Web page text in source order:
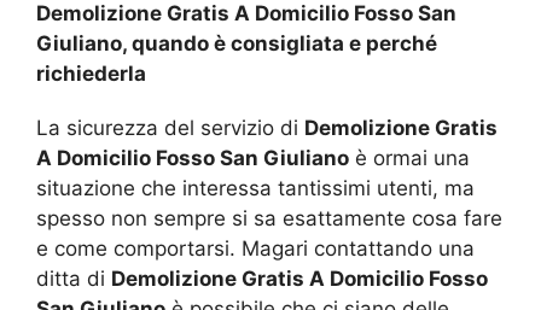
Demolizione Gratis A Domicilio Fosso San
Giuliano, quando è consigliata e perché
richiederla
La sicurezza del servizio di Demolizione Gratis
A Domicilio Fosso San Giuliano è ormai una
situazione che interessa tantissimi utenti, ma
spesso non sempre si sa esattamente cosa fare
e come comportarsi. Magari contattando una
ditta di Demolizione Gratis A Domicilio Fosso